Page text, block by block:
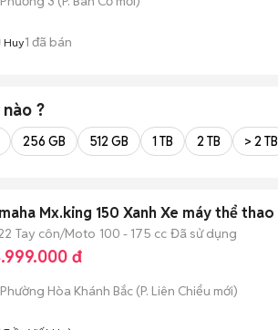
Huy1 đã bán
nào ?
256 GB 512 GB 1 TB 2 TB > 2 TB
Mx.king 150 Xanh Xe máy thể thao
Tay côn/Moto 100 - 175 cc Đã sử dụng
đ
Phường Hòa Khánh Bắc (P. Liên Chiểu mới)